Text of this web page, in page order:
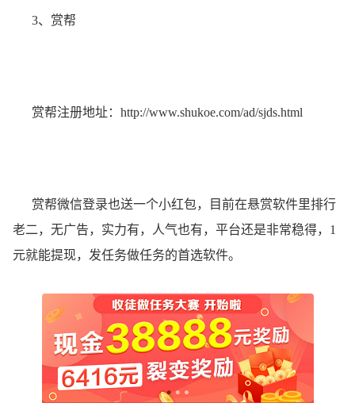
3、赏帮
赏帮注册地址： http://www.shukoe.com/ad/sjds.html
赏帮微信登录也送一个小红包，目前在悬赏软件里排行
老二，无广告，实力有，人气也有，平台还是非常稳得，1
元就能提现，发任务做任务的首选软件。